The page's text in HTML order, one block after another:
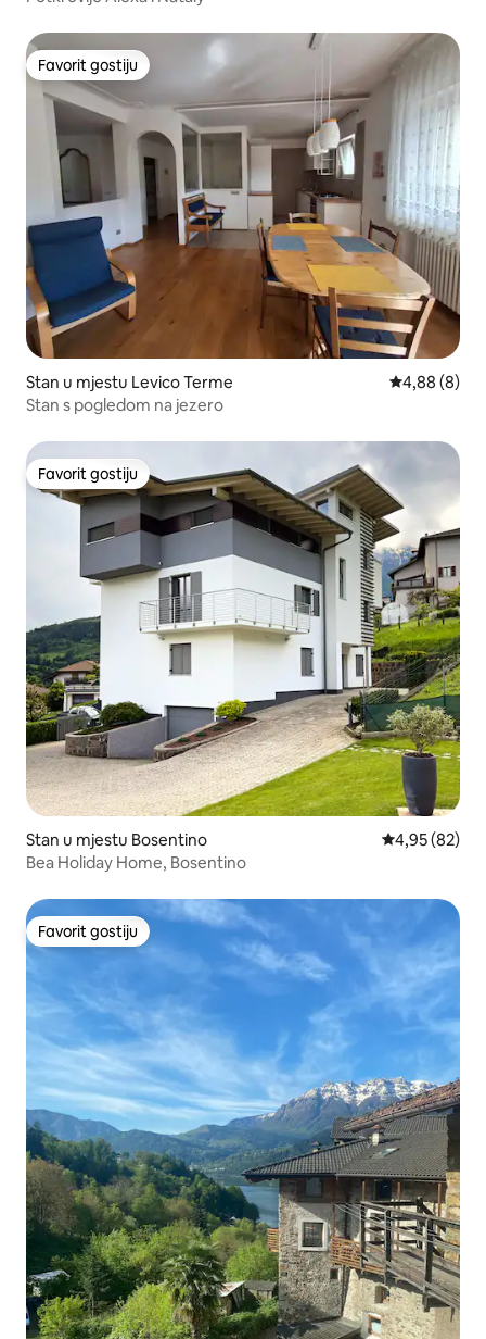
Favorit gostiju
Favorit gostiju
Stan u mjestu Levico Terme Prosječna
4,88 (8)
Stan s pogledom na jezero
Favorit gostiju
Favorit gostiju
Stan u mjestu Bosentino Prosječna
4,95 (82)
Bea Holiday Home, Bosentino
Favorit gostiju
Favorit gostiju